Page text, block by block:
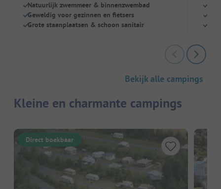
Natuurlijk zwemmeer & binnenzwembad
Geweldig voor gezinnen en fietsers
Grote staanplaatsen & schoon sanitair
Bekijk alle campings
Kleine en charmante campings
Direct boekbaar